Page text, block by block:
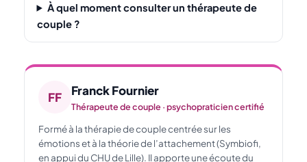
À quel moment consulter un thérapeute de
couple ?
FF Franck Fournier
Thérapeute de couple · psychopraticien certifié
Formé à la thérapie de couple centrée sur les
émotions et à la théorie de l’attachement (Symbiofi,
en appui du CHU de Lille). Il apporte une écoute du